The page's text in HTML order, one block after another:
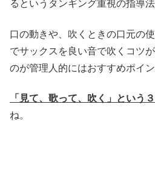
るというタンギング重視の指導法
口の動きや、吹くときの口元の
でサックスを良い音で吹くコツ
のが管理人的にはおすすめポイン
「見て、歌って、吹く」という
ね。